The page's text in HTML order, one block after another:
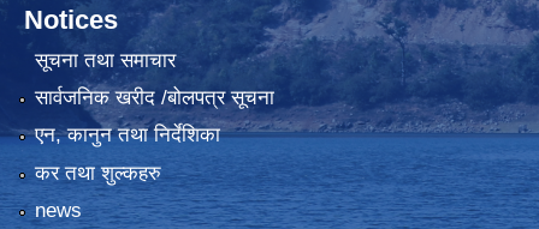
Notices
सूचना तथा समाचार
सार्वजनिक खरीद /बोलपत्र सूचना
एन, कानुन तथा निर्देशिका
कर तथा शुल्कहरु
news